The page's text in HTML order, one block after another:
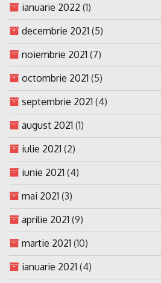
ianuarie 2022 (1)
decembrie 2021 (5)
noiembrie 2021 (7)
octombrie 2021 (5)
septembrie 2021 (4)
august 2021 (1)
iulie 2021 (2)
iunie 2021 (4)
mai 2021 (3)
aprilie 2021 (9)
martie 2021 (10)
ianuarie 2021 (4)